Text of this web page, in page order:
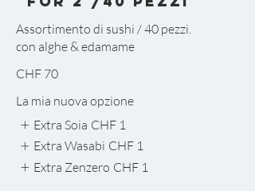
Assortimento di sushi / 40 pezzi.
con alghe & edamame
CHF 70
La mia nuova opzione
Extra Soia CHF 1
Extra Wasabi CHF 1
Extra Zenzero CHF 1